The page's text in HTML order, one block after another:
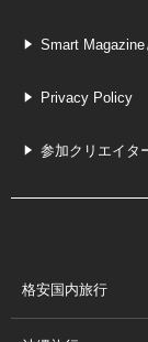
Smart Magazine
Privacy Policy
参加クリエイタ
格安国内旅行